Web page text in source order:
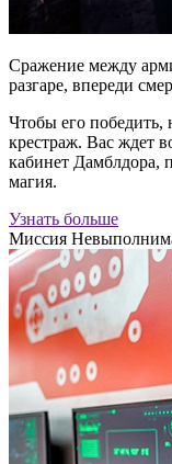
Сражение между
разгаре, впереди
Чтобы его
крестраж. Вас ждет
кабинет Дамблдора,
магия.
Узнать больше
Миссия